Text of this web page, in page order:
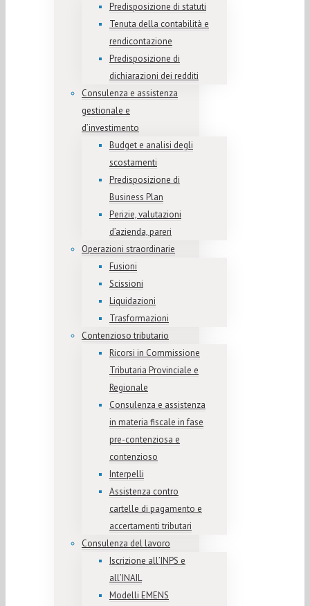
Predisposizione di statuti
Tenuta della contabilità e
rendicontazione
Predisposizione di
dichiarazioni dei redditi
Consulenza e assistenza
gestionale e
d’investimento
Budget e analisi degli
scostamenti
Predisposizione di
Business Plan
Perizie, valutazioni
d’azienda, pareri
Operazioni straordinarie
Fusioni
Scissioni
Liquidazioni
Trasformazioni
Contenzioso tributario
Ricorsi in Commissione
Tributaria Provinciale e
Regionale
Consulenza e assistenza
in materia fiscale in fase
pre-contenziosa e
contenzioso
Interpelli
Assistenza contro
cartelle di pagamento e
accertamenti tributari
Consulenza del lavoro
Iscrizione all’INPS e
all’INAIL
Modelli EMENS